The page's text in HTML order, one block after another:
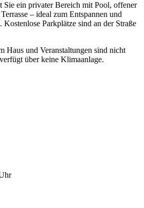
Sie ein privater Bereich mit Pool, offener
– ideal zum Entspannen und
Parkplätze sind an der Straße
Haus und Veranstaltungen sind nicht
über keine Klimaanlage.